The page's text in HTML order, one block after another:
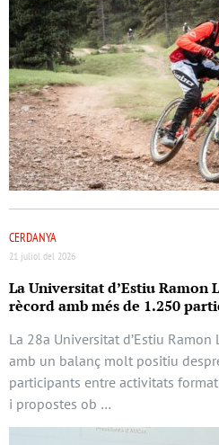
CERDANYA
21 juliol del 2026
La Universitat d’Estiu Ramon
rècord amb més de 1.250
La 28a Universitat d’Estiu
amb un balanç molt positiu
participants entre activitats
i propostes ob …